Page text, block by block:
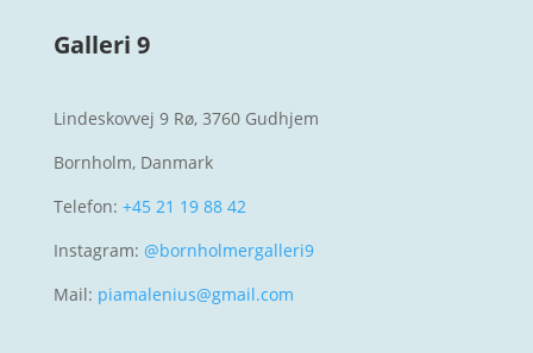
Galleri 9
Lindeskovvej 9 Rø, 3760 Gudhjem
Bornholm, Danmark
Telefon: +45 21 19 88 42
Instagram: @bornholmergalleri9
Mail: piamalenius@gmail.com